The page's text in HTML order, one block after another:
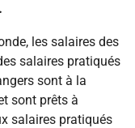
les salaires des
salaires pratiqués
sont à la
sont prêts à
salaires pratiqués